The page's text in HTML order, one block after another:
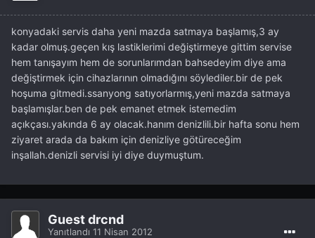
konyadaki servis daha yeni mazda satmaya başlamış,3 ay
kadar olmuş.geçen kış lastiklerimi değiştirmeye gittim servise
hem tanışayım hem de sorunlarımdan bahsedeyim diye ama
değiştirmek için cihazlarının olmadığını söylediler.bir de pek
hoşuma gitmedi.ssanyong satıyorlarmış,yeni mazda satmaya
başlamışlar.ben de pek emanet etmek istemedim
açıkçası.yakında 6 ay olacak.hanım denizlili.bir hafta sonu hem
ziyaret arada da bakım için denizliye götüreceğim
inşallah.denizli servisi iyi diye duymuştum.
Guest drcnd
Yanıtlandı 11 Nisan 2012